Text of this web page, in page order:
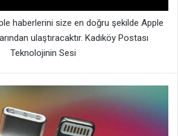
haberlerini size en doğru şekilde Apple
ulaştıracaktır. Kadıköy Postası
Teknolojinin Sesi